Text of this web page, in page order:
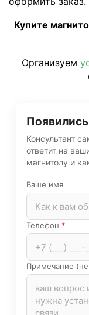
Купите
Организуем
Консультант
ответит на
магнитолу и
Ваше имя
Телефон *
Примечание (не